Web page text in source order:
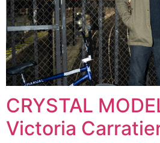
CRYSTAL
Victoria